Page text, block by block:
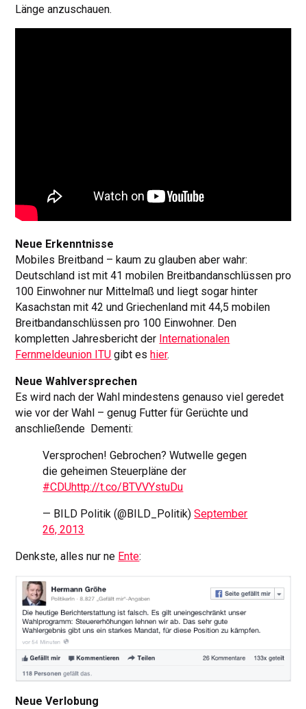
Länge anzuschauen.
Neue Erkenntnisse
Mobiles Breitband – kaum zu glauben aber wahr:
Deutschland ist mit 41 mobilen Breitbandanschlüssen pro
100 Einwohner nur Mittelmaß und liegt sogar hinter
Kasachstan mit 42 und Griechenland mit 44,5 mobilen
Breitbandanschlüssen pro 100 Einwohner. Den
kompletten Jahresbericht der Internationalen
Fernmeldeunion ITU gibt es hier.
Neue Wahlversprechen
Es wird nach der Wahl mindestens genauso viel geredet
wie vor der Wahl – genug Futter für Gerüchte und
anschließende Dementi:
Versprochen! Gebrochen? Wutwelle gegen
die geheimen Steuerpläne der
#CDUhttp://t.co/BTVVYstuDu
— BILD Politik (@BILD_Politik)September
26, 2013
Denkste, alles nur ne Ente:
Neue Verlobung